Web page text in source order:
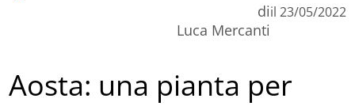
di
Luca Mercanti
il 23/05/2022
Aosta: una pianta per